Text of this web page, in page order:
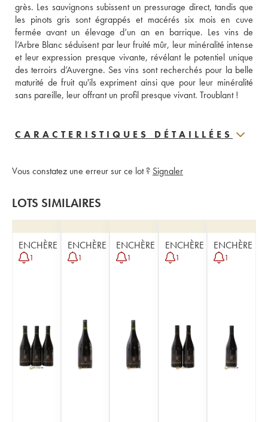
grès. Les sauvignons subissent un pressurage direct, tandis que
les pinots gris sont égrappés et macérés six mois en cuve
fermée avant un élevage d’un an en barrique. Les vins de
l’Arbre Blanc séduisent par leur fruité mûr, leur minéralité intense
et leur expression presque vivante, révélant le potentiel unique
des terroirs d’Auvergne. Ses vins sont recherchés pour la belle
maturité de fruit qu'ils expriment ainsi que pour leur minéralité
sans pareille, leur offrant un profil presque vivant. Troublant !
CARACTERISTIQUES DÉTAILLÉES
Vous constatez une erreur sur ce lot ? Signaler
LOTS SIMILAIRES
ENCHÈRE
1
ENCHÈRE
1
ENCHÈRE
1
ENCHÈRE
1
ENCHÈRE
1